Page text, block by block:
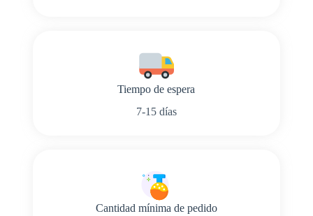
Tiempo de espera
7-15 días
Cantidad mínima de pedido